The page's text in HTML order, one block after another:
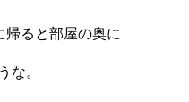
帰ると部屋の奥に
な。